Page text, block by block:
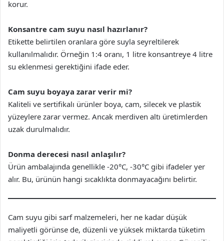
korur.
Konsantre cam suyu nasıl hazırlanır?
Etikette belirtilen oranlara göre suyla seyreltilerek
kullanılmalıdır. Örneğin 1:4 oranı, 1 litre konsantreye 4 litre
su eklenmesi gerektiğini ifade eder.
Cam suyu boyaya zarar verir mi?
Kaliteli ve sertifikalı ürünler boya, cam, silecek ve plastik
yüzeylere zarar vermez. Ancak merdiven altı üretimlerden
uzak durulmalıdır.
Donma derecesi nasıl anlaşılır?
Ürün ambalajında genellikle -20°C, -30°C gibi ifadeler yer
alır. Bu, ürünün hangi sıcaklıkta donmayacağını belirtir.
Cam suyu gibi sarf malzemeleri, her ne kadar düşük
maliyetli görünse de, düzenli ve yüksek miktarda tüketim